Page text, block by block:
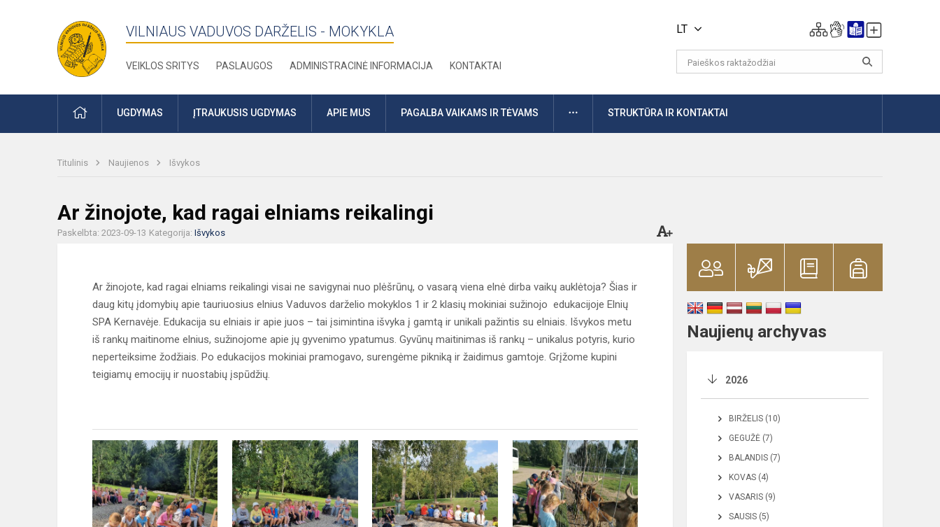
VILNIAUS VADUVOS DARŽELIS - MOKYKLA
VEIKLOS SRITYS PASLAUGOS ADMINISTRACINĖ INFORMACIJA KONTAKTAI
LT
PRADŽIAUGDYMAS ĮTRAUKUSIS UGDYMAS APIE MUS PAGALBA VAIKAMS IR TĖVAMS DAUGIAUSTRUKTŪRA IR KONTAKTAI
Titulinis Naujienos Išvykos
Ar žinojote, kad ragai elniams reikalingi
Paskelbta: 2023-09-13 Kategorija: Išvykos
Ar žinojote, kad ragai elniams reikalingi visai ne savigynai nuo plėšrūnų, o vasarą viena elnė dirba vaikų auklėtoja? Šias ir
daug kitų įdomybių apie tauriuosius elnius Vaduvos darželio mokyklos 1 ir 2 klasių mokiniai sužinojo edukacijoje Elnių
SPA Kernavėje. Edukacija su elniais ir apie juos – tai įsimintina išvyka į gamtą ir unikali pažintis su elniais. Išvykos metu
iš rankų maitinome elnius, sužinojome apie jų gyvenimo ypatumus. Gyvūnų maitinimas iš rankų – unikalus potyris, kurio
neperteiksime žodžiais. Po edukacijos mokiniai pramogavo, surengėme pikniką ir žaidimus gamtoje. Grįžome kupini
teigiamų emocijų ir nuostabių įspūdžių.
Naujienų archyvas
2026
BIRŽELIS (10)
GEGUŽĖ (7)
BALANDIS (7)
KOVAS (4)
VASARIS (9)
SAUSIS (5)